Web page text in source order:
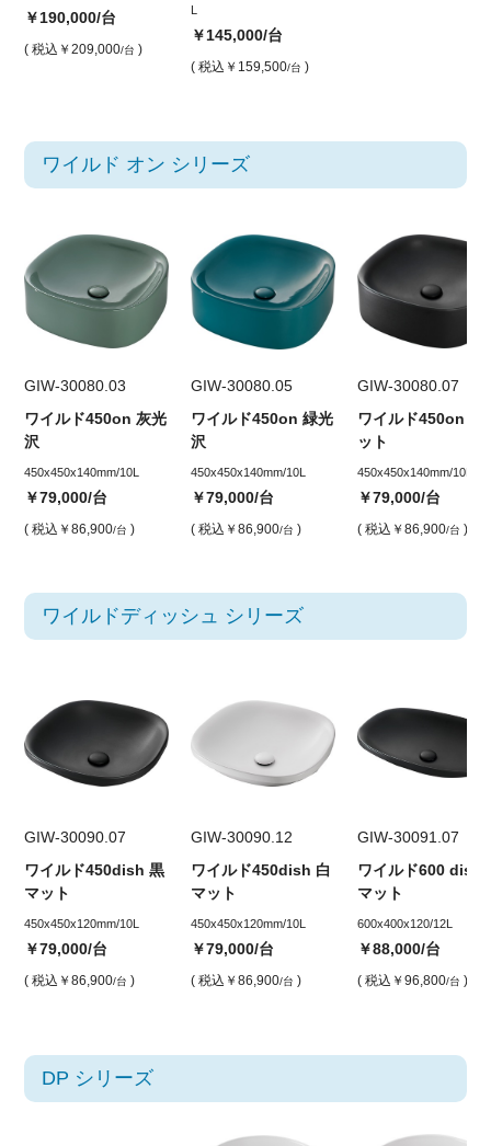
￥190,000/台
( 税込 ￥209,000/台 )
L
￥145,000/台
( 税込 ￥159,500/台 )
ワイルド オン シリーズ
GIW-30080.03
ワイルド450on 灰光
沢
450x450x140mm/10L
￥79,000/台
( 税込 ￥86,900/台 )
GIW-30080.05
ワイルド450on 緑光
沢
450x450x140mm/10L
￥79,000/台
( 税込 ￥86,900/台 )
GIW-30080.07
ワイルド450on 黒
ット
450x450x140mm/10L
￥79,000/台
( 税込 ￥86,900/台 )
ワイルドディッシュ シリーズ
GIW-30090.07
ワイルド450dish 黒
マット
450x450x120mm/10L
￥79,000/台
( 税込 ￥86,900/台 )
GIW-30090.12
ワイルド450dish 白
マット
450x450x120mm/10L
￥79,000/台
( 税込 ￥86,900/台 )
GIW-30091.07
ワイルド600 dish
マット
600x400x120/12L
￥88,000/台
( 税込 ￥96,800/台 )
DP シリーズ